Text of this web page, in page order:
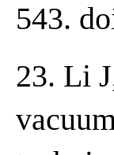
543.
23. Li